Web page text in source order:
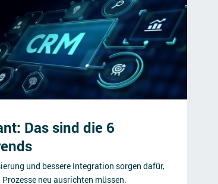
Das sind die 6
und bessere Integration sorgen dafür,
neu ausrichten müssen.